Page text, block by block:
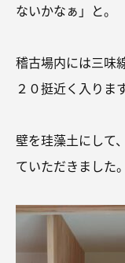
ないかなぁ」と。
稽古場内には三味
２０挺近く入ります
壁を珪藻土にして
ていただきました。